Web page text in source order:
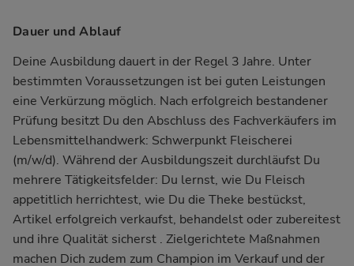
Dauer und Ablauf
Deine Ausbildung dauert in der Regel 3 Jahre. Unter
bestimmten Voraussetzungen ist bei guten Leistungen
eine Verkürzung möglich. Nach erfolgreich bestandener
Prüfung besitzt Du den Abschluss des Fachverkäufers im
Lebensmittelhandwerk: Schwerpunkt Fleischerei
(m/w/d). Während der Ausbildungszeit durchläufst Du
mehrere Tätigkeitsfelder: Du lernst, wie Du Fleisch
appetitlich herrichtest, wie Du die Theke bestückst,
Artikel erfolgreich verkaufst, behandelst oder zubereitest
und ihre Qualität sicherst . Zielgerichtete Maßnahmen
machen Dich zudem zum Champion im Verkauf und der